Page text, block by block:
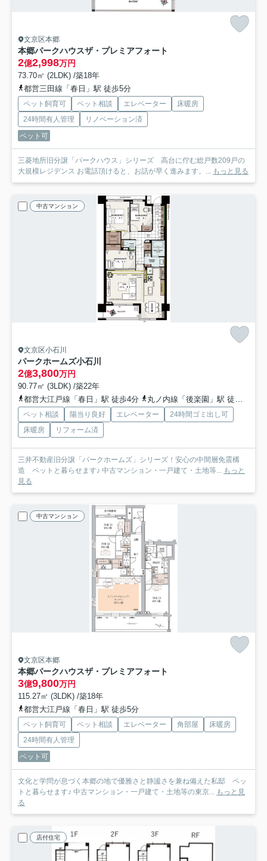
文京区本郷
本郷パークハウスザ・プレミアフォート
2億2,998万円
73.70㎡ (2LDK) /築18年
都営三田線「春日」駅 徒歩5分
ペット飼育可 ペット相談 エレベーター
床暖房
24時間有人管理
リノベーション済
ペット可
三菱地所旧分譲「パークハウス」シリーズ 高台に佇む総戸数209戸の
大規模レジデンス お電話頂けると、お話が早く進みます。... もっと見る
中古マンション
文京区小石川
パークホームズ小石川
2億3,800万円
90.77㎡ (3LDK) /築22年
都営大江戸線「春日」駅 徒歩4分
丸ノ内線「後楽園」駅 徒歩5分
ペット相談 陽当り良好 エレベーター
24時間ゴミ出し可
床暖房
リフォーム済
三井不動産旧分譲「パークホームズ」シリーズ！安心の中間層免震構
造 ペットと暮らせます♪ 中古マンション・一戸建て・土地等... もっと
見る
中古マンション
文京区本郷
本郷パークハウスザ・プレミアフォート
3億9,800万円
115.27㎡ (3LDK) /築18年
都営大江戸線「春日」駅 徒歩5分
ペット飼育可 ペット相談 エレベーター 角部屋
床暖房
24時間有人管理
ペット可
文化と学問が息づく本郷の地で優雅さと静謐さを兼ね備えた私邸 ペッ
トと暮らせます♪ 中古マンション・一戸建て・土地等の東京... もっと見
る
店付住宅